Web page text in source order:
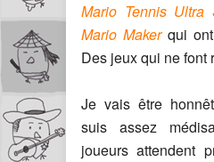
Mario Tennis Ultra
Mario Makerqui
Des jeux qui ne
Je vais être
suis assez
joueurs attendent